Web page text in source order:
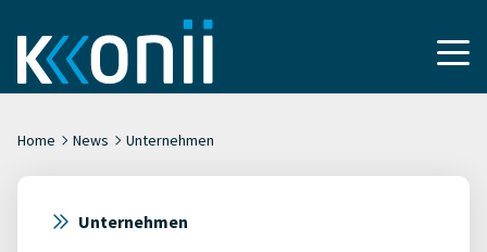
Home News Unternehmen
Unternehmen